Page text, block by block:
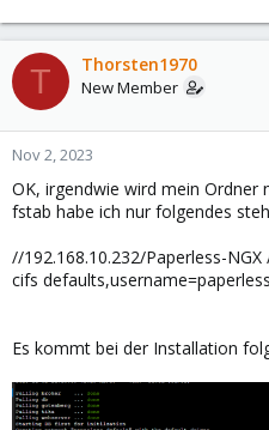
T Thorsten1970
New Member
Nov 2, 2023
OK, irgendwie wird mein
fstab habe ich nur folgendes
//192.168.10.232/Paperless-
cifs
Es kommt bei der Installation